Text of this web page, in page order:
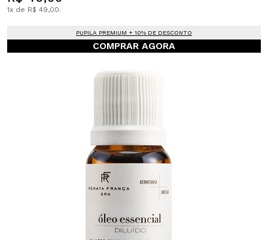
1x de R$ 49,00.
PUPILA PREMIUM + 10% DE DESCONTO
COMPRAR AGORA